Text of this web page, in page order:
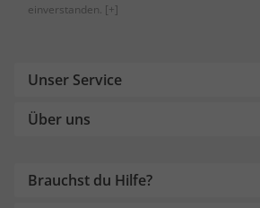
einverstanden. [+]
Unser Service
Über uns
Brauchst du Hilfe?